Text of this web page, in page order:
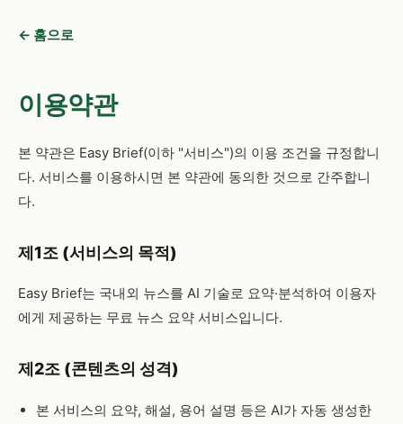
← 홈으로
이용약관
본 약관은 Easy Brief(이하 "서비스")의 이용 조건을 규정합니
다. 서비스를 이용하시면 본 약관에 동의한 것으로 간주합니
다.
제1조 (서비스의 목적)
Easy Brief는 국내외 뉴스를 AI 기술로 요약·분석하여 이용자
에게 제공하는 무료 뉴스 요약 서비스입니다.
제2조 (콘텐츠의 성격)
본 서비스의 요약, 해설, 용어 설명 등은 AI가 자동 생성한